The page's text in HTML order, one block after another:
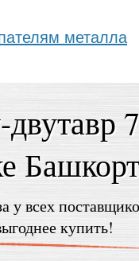
металла
у всех
купить!